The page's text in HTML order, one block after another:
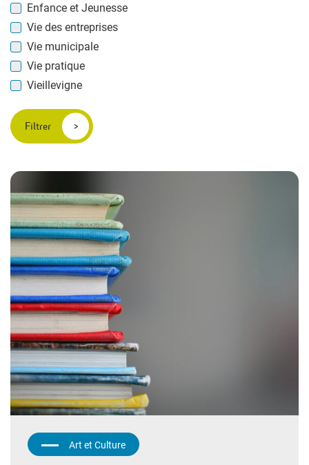
Enfance et Jeunesse
Vie des entreprises
Vie municipale
Vie pratique
Vieillevigne
Filtrer
Art et Culture